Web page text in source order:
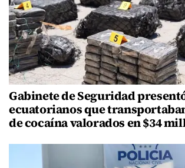
Gabinete de Seguridad
ecuatorianos que
de cocaína valorados en $34